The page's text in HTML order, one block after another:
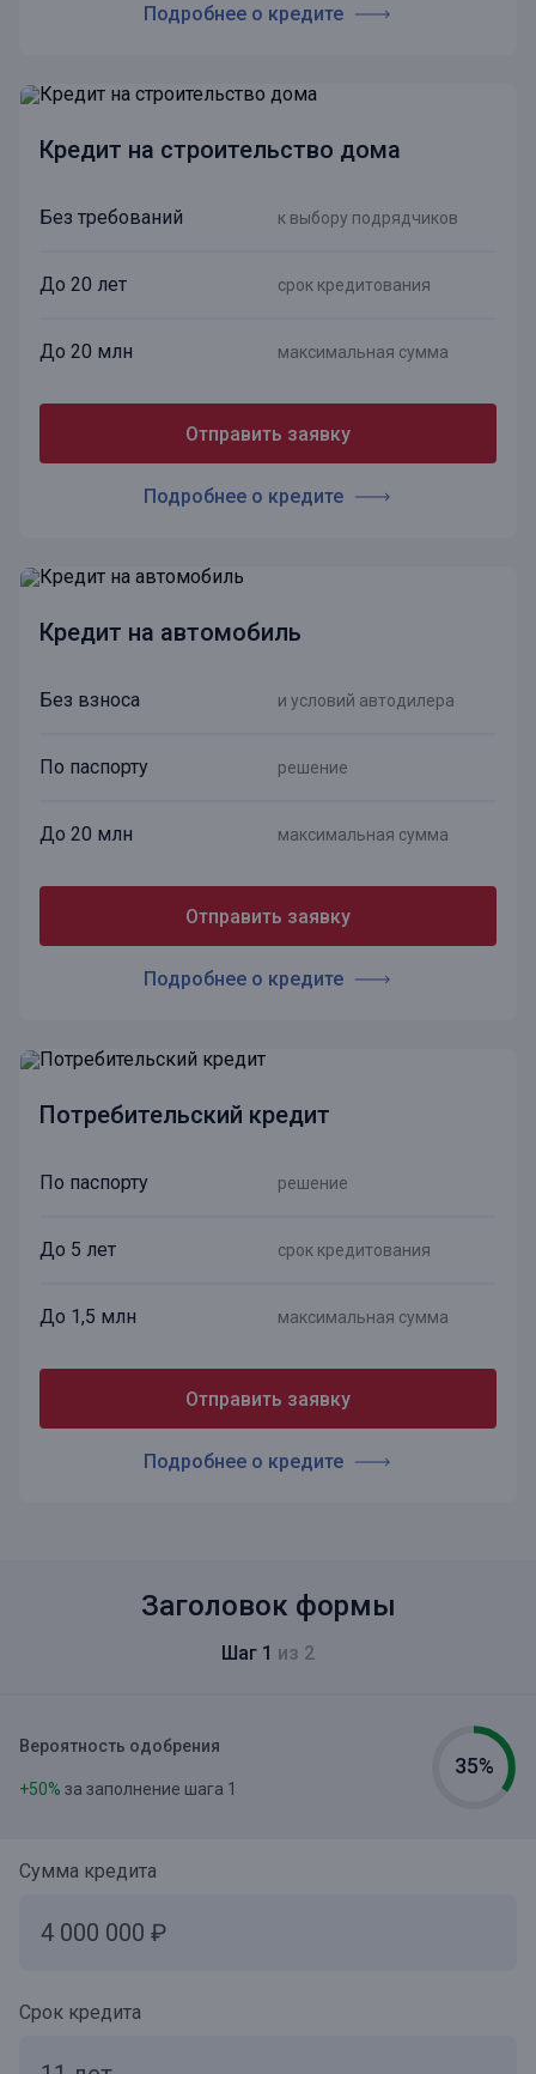
Подробнее о кредите
Кредит на строительство дома
Без требований к выбору подрядчиков
До 20 лет срок кредитования
До 20 млн максимальная сумма
Отправить заявку
Подробнее о кредите
Кредит на автомобиль
Без взноса и условий автодилера
По паспорту решение
До 20 млн максимальная сумма
Отправить заявку
Подробнее о кредите
Потребительский кредит
По паспорту решение
До 5 лет срок кредитования
До 1,5 млн максимальная сумма
Отправить заявку
Подробнее о кредите
Заголовок формы
Шаг 1 из 2
Вероятность одобрения
35%
+50% за заполнение шага 1
Сумма кредита
Срок кредита